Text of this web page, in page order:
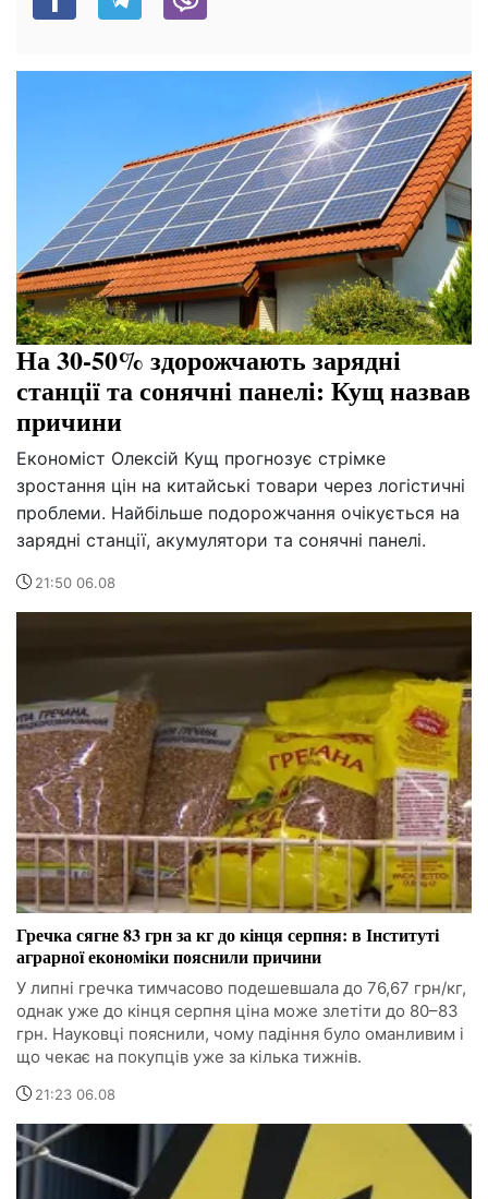
На 30-50% здорожчають зарядні
станції та сонячні панелі: Кущ назвав
причини
Економіст Олексій Кущ прогнозує стрімке
зростання цін на китайські товари через логістичні
проблеми. Найбільше подорожчання очікується на
зарядні станції, акумулятори та сонячні панелі.
21:50 06.08
Гречка сягне 83 грн за кг до кінця серпня: в Інституті
аграрної економіки пояснили причини
У липні гречка тимчасово подешевшала до 76,67 грн/кг,
однак уже до кінця серпня ціна може злетіти до 80–83
грн. Науковці пояснили, чому падіння було оманливим і
що чекає на покупців уже за кілька тижнів.
21:23 06.08